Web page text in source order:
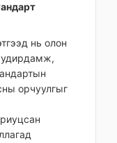
нь олон
удирдамж,
орчуулгыг